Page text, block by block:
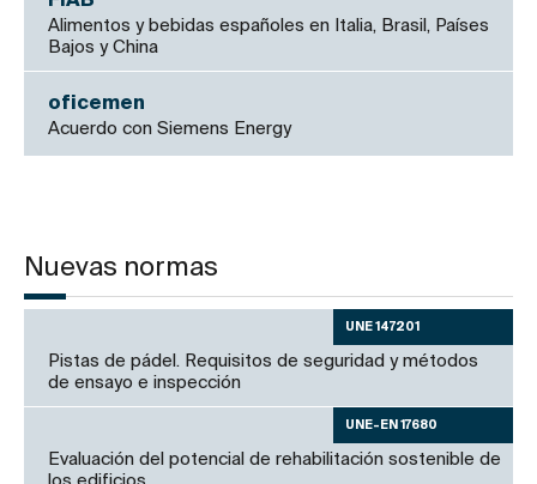
Alimentos y bebidas españoles en Italia, Brasil, Países
Bajos y China
oficemen
Acuerdo con Siemens Energy
Nuevas normas
UNE 147201
Pistas de pádel. Requisitos de seguridad y métodos
de ensayo e inspección
UNE-EN 17680
Evaluación del potencial de rehabilitación sostenible de